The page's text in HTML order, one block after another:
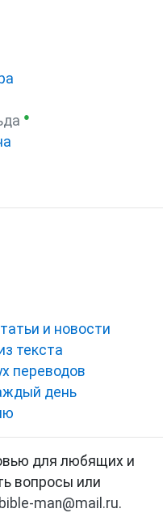
●
и новости
текста
переводов
день
для любящих и
вопросы или
bible-man@mail.ru.